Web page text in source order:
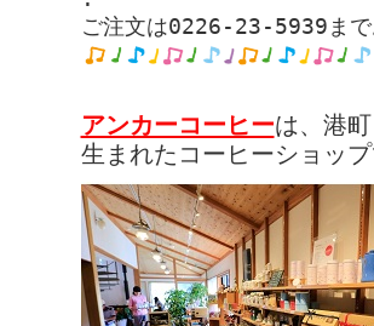
ご注文は0226-23-5939まで
アンカーコーヒーは、港
生まれたコーヒーショッ